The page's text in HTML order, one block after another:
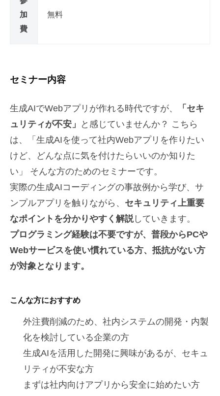
人
加
費
無料
セミナー内容
生成AIでWebアプリが作れる時代ですが、
「セキ
ュリティが不安」
と感じていませんか？ こちら
は、「生成AIを使って社内Webアプリを作りたい
けど、どんな点に気を付けたらいいのか知りた
い」 そんな方のためのセミナーです。
実際の生成AIコーディングの事故例から学び、サ
ンプルアプリを触りながら、 セキュリティ上重要
なポイントを分かりやすく解説していきます。
プログラミング経験は不要ですが、普段からPCや
Webサービスを使い慣れている方、抵抗がない方
が対象となります。
こんな方におすすめ
外注費削減のため、社内システムの開発・内製
化を検討している企業の方
生成AIを活用した開発に興味があるが、セキュ
リティが不安な方
まずは社内向けアプリから安全に始めたい方